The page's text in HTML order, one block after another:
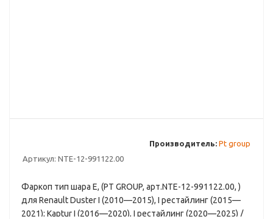
Артикул: NTE-12-991122.00
Производитель: Pt group
Фаркоп тип шара E, (PT GROUP, арт.NTE-12-991122.00, )
для Renault Duster I (2010—2015), I рестайлинг (2015—
2021); Kaptur I (2016—2020), I рестайлинг (2020—2025) /